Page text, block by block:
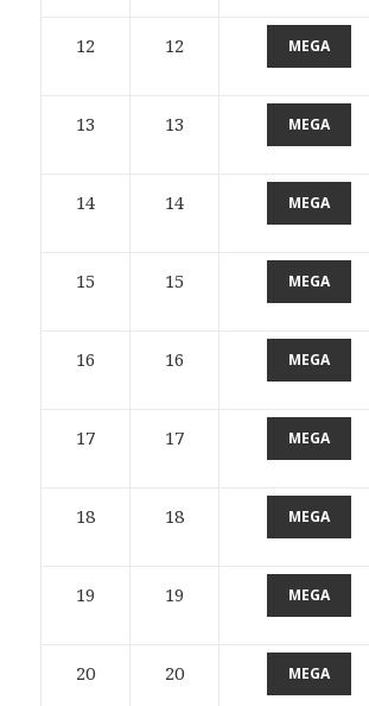
12 12 MEGA
13 13 MEGA
14 14 MEGA
15 15 MEGA
16 16 MEGA
17 17 MEGA
18 18 MEGA
19 19 MEGA
20 20 MEGA